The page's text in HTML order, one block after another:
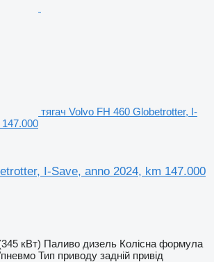
тягач Volvo FH 460 Globetrotter, I-
I-Save, anno 2024, km 147.000
кВт) Паливо дизель Колісна формула
Тип приводу задній привід